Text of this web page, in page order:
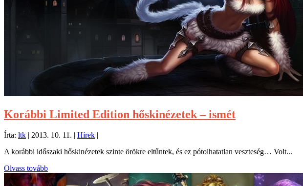
Korábbi Limited Edition hőskinézetek – ismét
Írta: ltk | 2013. 10. 11. | Hírek |
A korábbi időszaki hőskinézetek szinte örökre eltűntek, és ez pótolhatatlan veszteség… Volt...
Olvass tovább